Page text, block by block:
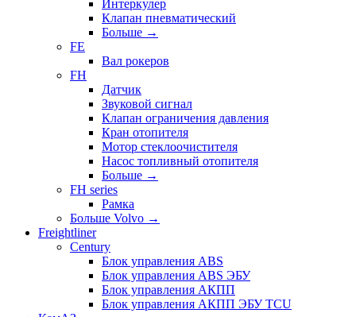
Интеркулер
Клапан пневматический
Больше →
FE
Вал рокеров
FH
Датчик
Звуковой сигнал
Клапан ограничения давления
Кран отопителя
Мотор стеклоочистителя
Насос топливный отопителя
Больше →
FH series
Рамка
Больше Volvo →
Freightliner
Century
Блок управления ABS
Блок управления ABS ЭБУ
Блок управления АКПП
Блок управления АКПП ЭБУ TCU